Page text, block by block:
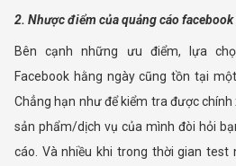
2. Nhược điểm của quảng cáo
Bên cạnh những ưu điểm, lựa
Facebook hằng ngày cũng tồn tại
Chẳng hạn như để kiểm tra được
sản phẩm/dịch vụ của mình đòi hỏi
cáo. Và nhiều khi trong thời gian test